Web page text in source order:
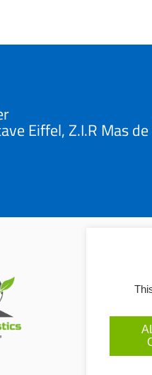
Eiffel, Z.I.R Mas